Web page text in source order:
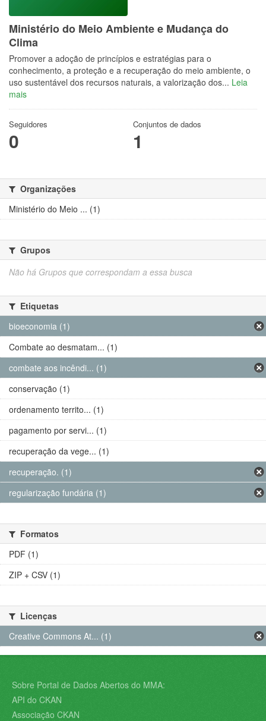
Ministério do Meio Ambiente e Mudança do
Clima
Promover a adoção de princípios e estratégias para o
conhecimento, a proteção e a recuperação do meio ambiente, o
uso sustentável dos recursos naturais, a valorização dos... Leia
mais
Seguidores
0
Conjuntos de dados
1
Organizações
Ministério do Meio ... (1)
Grupos
Não há Grupos que correspondam a essa busca
Etiquetas
bioeconomia (1)
Combate ao desmatam... (1)
combate aos incêndi... (1)
conservação (1)
ordenamento territo... (1)
pagamento por servi... (1)
recuperação da vege... (1)
recuperação. (1)
regularização fundária (1)
Formatos
PDF (1)
ZIP + CSV (1)
Licenças
Creative Commons At... (1)
Sobre Portal de Dados Abertos do MMA:
API do CKAN
Associação CKAN